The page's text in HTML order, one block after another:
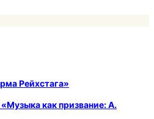
Рейхстага»
как призвание: А.